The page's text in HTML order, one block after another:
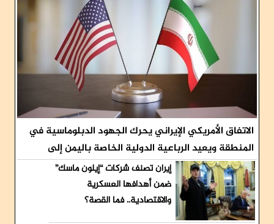
الاتفاق الأمريكي الإيراني يحرك الجهود الدبلوماسية في
المنطقة ويعيد الرباعية الدولية الخاصة باليمن إلى
الواجهة
إيران تصنف شركات “إيلون ماسك”
ضمن أهدافها العسكرية
والاقتصادية.. فما القصة؟